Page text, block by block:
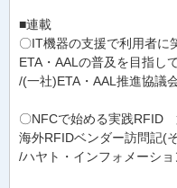
■連載
〇IT機器の支援で利用者
ETA・AALの普及を目指し
/(一社)ETA・AAL推進協
〇NFCで始める実践RFID
海外RFIDベンダー訪問記(
/ハヤト・インフォメーシ